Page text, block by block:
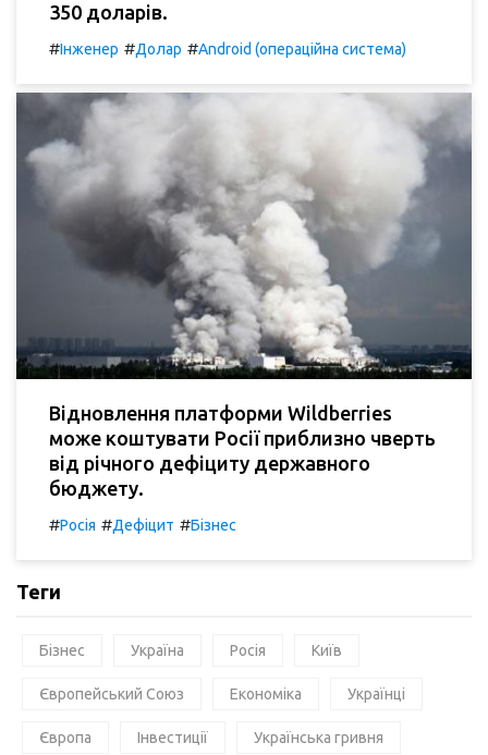
350 доларів.
#Інженер #Долар #Android (операційна система)
Відновлення платформи Wildberries
може коштувати Росії приблизно чверть
від річного дефіциту державного
бюджету.
#Росія #Дефіцит #Бізнес
Теги
Бізнес Україна Росія Київ
Європейський Союз Економіка Українці
Європа Інвестиції Українська гривня